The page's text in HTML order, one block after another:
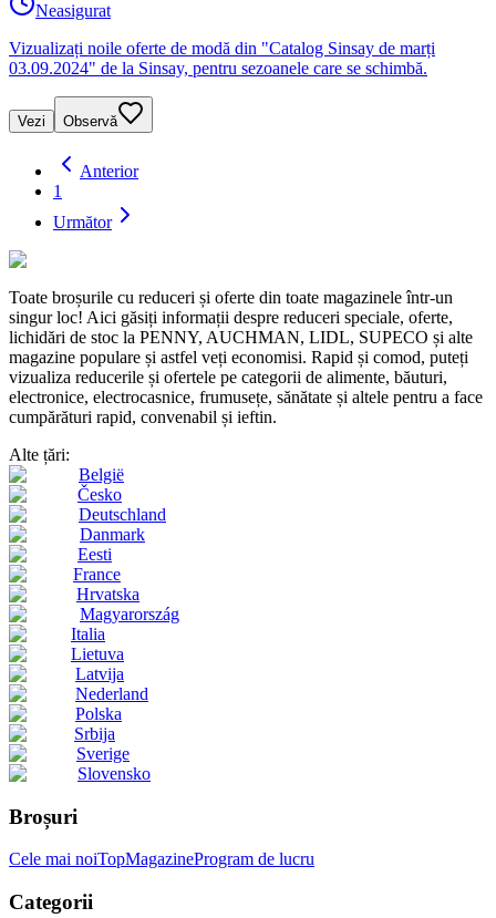
Neasigurat
Vizualizați noile oferte de modă din "Catalog Sinsay de marți
03.09.2024" de la Sinsay, pentru sezoanele care se schimbă.
Vezi Observă
Anterior
1
Următor
Toate broșurile cu reduceri și oferte din toate magazinele într-un
singur loc! Aici găsiți informații despre reduceri speciale, oferte,
lichidări de stoc la PENNY, AUCHMAN, LIDL, SUPECO și alte
magazine populare și astfel veți economisi. Rapid și comod, puteți
vizualiza reducerile și ofertele pe categorii de alimente, băuturi,
electronice, electrocasnice, frumusețe, sănătate și altele pentru a face
cumpărături rapid, convenabil și ieftin.
Alte țări:
België
Česko
Deutschland
Danmark
Eesti
France
Hrvatska
Magyarország
Italia
Lietuva
Latvija
Nederland
Polska
Srbija
Sverige
Slovensko
Broșuri
Cele mai noiTopMagazineProgram de lucru
Categorii